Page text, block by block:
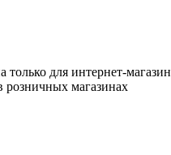
только для интернет-
розничных магазинах